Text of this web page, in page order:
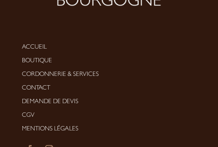
ACCUEIL
BOUTIQUE
CORDONNERIE & SERVICES
CONTACT
DEMANDE DE DEVIS
CGV
MENTIONS LÉGALES